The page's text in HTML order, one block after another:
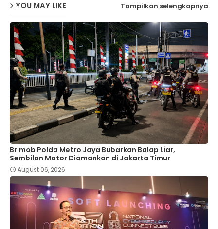
YOU MAY LIKE Tampilkan selengkapnya
Brimob Polda Metro Jaya Bubarkan Balap Liar,
Sembilan Motor Diamankan di Jakarta Timur
August 06, 2026